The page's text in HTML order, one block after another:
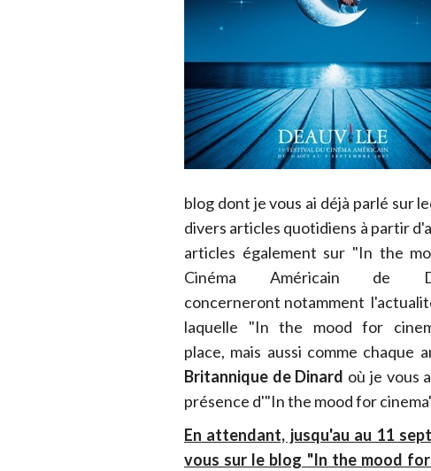
blog dont je vous ai déjà parlé sur
divers articles quotidiens à partir
articles également sur "In the
Cinéma Américain de
concerneront notamment
laquelle "In the mood for
place, mais aussi comme chaque
Britannique de Dinard où je vous
présence d'"In the mood for
En attendant, jusqu'au au 11
vous sur le blog "In the mood